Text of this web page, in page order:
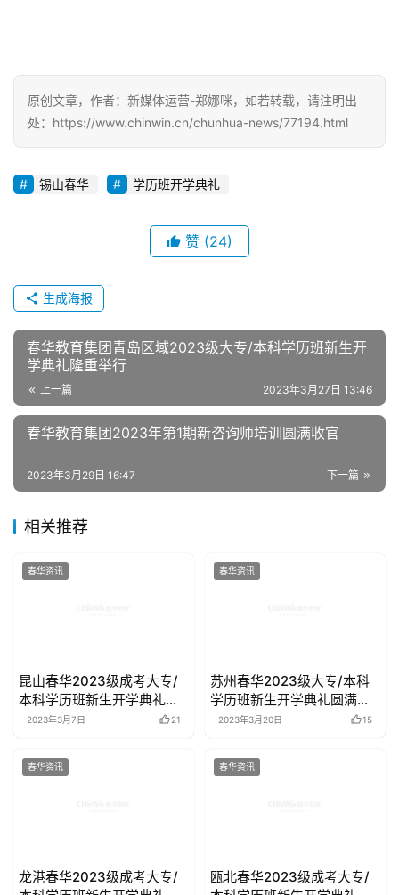
原创文章，作者：新媒体运营-郑娜咪，如若转载，请注明出
处：https://www.chinwin.cn/chunhua-news/77194.html
锡山春华 学历班开学典礼
赞 (24)
生成海报
春华教育集团青岛区域2023级大专/本科学历班新生开
学典礼隆重举行
上一篇 2023年3月27日 13:46
春华教育集团2023年第1期新咨询师培训圆满收官
下一篇
2023年3月29日 16:47
相关推荐
春华资讯
昆山春华2023级成考大专/
本科学历班新生开学典礼圆
满举行
2023年3月7日 21
春华资讯
苏州春华2023级大专/本科
学历班新生开学典礼圆满举
行2023年3月20日 15
春华资讯
龙港春华2023级成考大专/
春华资讯
瓯北春华2023级成考大专/